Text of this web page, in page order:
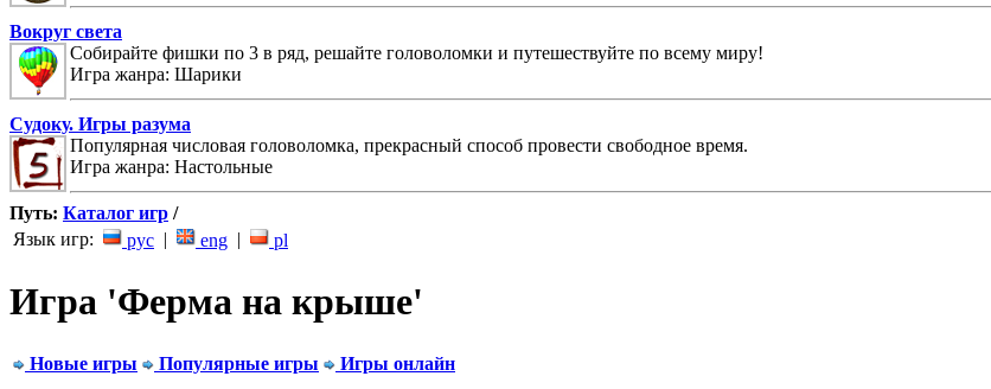
Вокруг света
Собирайте фишки по 3 в ряд, решайте головоломки и путешествуйте по всему миру!
Игра жанра: Шарики
Судоку. Игры разума
Популярная числовая головоломка, прекрасный способ провести свободное время.
Игра жанра: Настольные
Путь: Каталог игр /
Язык игр:
рус | eng | pl
Игра 'Ферма на крыше'
Новые игры Популярные игры Игры онлайн